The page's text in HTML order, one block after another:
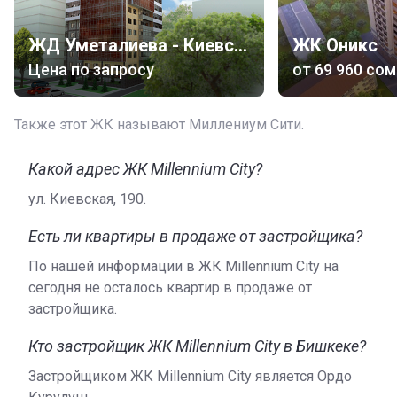
им. Кожомкула.
Транспорт
До остановки общественного транспорта двести
метров. По улице Киевской пролегает более трех
Расстояние до железнодорожного вокзала
Автовокзал «Восточный» расположен в четырех с
половиной километрах от новостройки. Дорога до
сорока пяти минут.
Особенности комплекса
Новостройка – два современных десятиэтажных
технологий, обеспечивающих максимальный комфорт,
высокую сейсмостойкость конструкции. У зданий
ЖД Уметалиева - Киевская
Цена по запросу
ЖК Оникс
от‍69 960 сом
Также этот ЖК называют Миллениум Сити.
Какой адрес ЖК Millennium City?
ул. Киевская, 190.
Есть ли квартиры в продаже от застройщика?
По нашей информации в ЖК Millennium City на
сегодня не осталось квартир в продаже от
застройщика.
Кто застройщик ЖК Millennium City в Бишкеке?
Застройщиком ЖК Millennium City является Ордо